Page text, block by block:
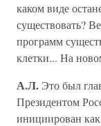
каком виде
существовать?
программ
клетки... На
А.Л. Это был
Президентом
инициирован